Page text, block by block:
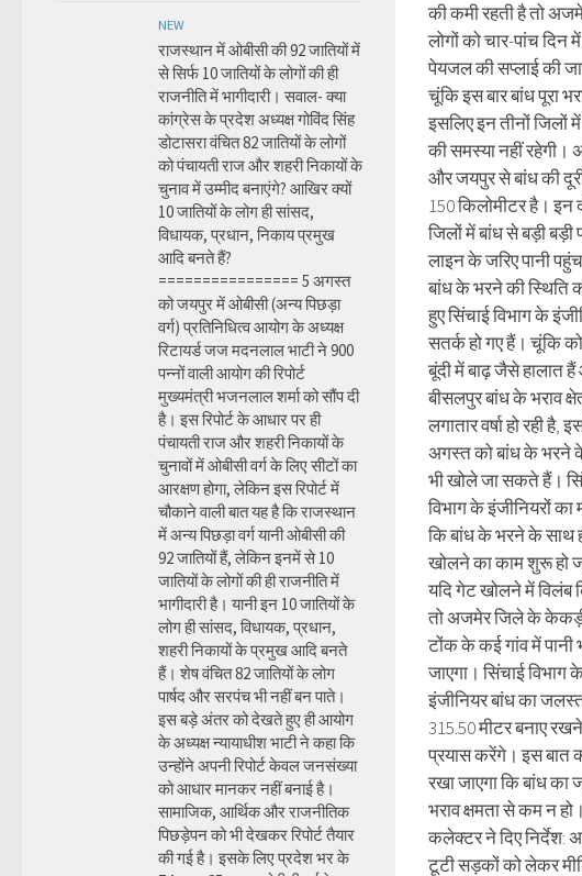
की कमी रहती है तो
लोगों को चार-पांच दिन
पेयजल की सप्लाई की
चूंकि इस बार बांध पूरा
इसलिए इन तीनों जिलों
की समस्या नहीं रहेगी।
और जयपुर से बांध की
150 किलोमीटर है। इन
जिलों में बांध से बड़ी बड़ी
लाइन के जरिए पानी
बांध के भरने की स्थिति
हुए सिंचाई विभाग के
सतर्क हो गए हैं। चूंकि
बूंदी में बाढ़ जैसे हालात
बीसलपुर बांध के भराव
लगातार वर्षा हो रही है,
अगस्त को बांध के भरने
भी खोले जा सकते हैं।
विभाग के इंजीनियरों का
कि बांध के भरने के साथ
खोलने का काम शुरू हो
यदि गेट खोलने में विलंब
तो अजमेर जिले के
टोंक के कई गांव में पानी
जाएगा। सिंचाई विभाग
इंजीनियर बांध का
315.50 मीटर बनाए
प्रयास करेंगे। इस बात
रखा जाएगा कि बांध का
भराव क्षमता से कम न हो।
कलेक्टर ने दिए निर्देश:
टूटी सड़कों को लेकर
NEW
राजस्थान में ओबीसी की 92 जातियों में
से सिर्फ 10 जातियों के लोगों की ही
राजनीति में भागीदारी। सवाल- क्या
कांग्रेस के प्रदेश अध्यक्ष गोविंद सिंह
डोटासरा वंचित 82 जातियों के लोगों
को पंचायती राज और शहरी निकायों के
चुनाव में उम्मीद बनाएंगे? आखिर क्यों
10 जातियों के लोग ही सांसद,
विधायक, प्रधान, निकाय प्रमुख
आदि बनते हैं?
================ 5 अगस्त
को जयपुर में ओबीसी (अन्य पिछड़ा
वर्ग) प्रतिनिधित्व आयोग के अध्यक्ष
रिटायर्ड जज मदनलाल भाटी ने 900
पन्नों वाली आयोग की रिपोर्ट
मुख्यमंत्री भजनलाल शर्मा को सौंप दी
है। इस रिपोर्ट के आधार पर ही
पंचायती राज और शहरी निकायों के
चुनावों में ओबीसी वर्ग के लिए सीटों का
आरक्षण होगा, लेकिन इस रिपोर्ट में
चौकाने वाली बात यह है कि राजस्थान
में अन्य पिछड़ा वर्ग यानी ओबीसी की
92 जातियों हैं, लेकिन इनमें से 10
जातियों के लोगों की ही राजनीति में
भागीदारी है। यानी इन 10 जातियों के
लोग ही सांसद, विधायक, प्रधान,
शहरी निकायों के प्रमुख आदि बनते
हैं। शेष वंचित 82 जातियों के लोग
पार्षद और सरपंच भी नहीं बन पाते।
इस बड़े अंतर को देखते हुए ही आयोग
के अध्यक्ष न्यायाधीश भाटी ने कहा कि
उन्होंने अपनी रिपोर्ट केवल जनसंख्या
को आधार मानकर नहीं बनाई है।
सामाजिक, आर्थिक और राजनीतिक
पिछड़ेपन को भी देखकर रिपोर्ट तैयार
की गई है। इसके लिए प्रदेश भर के